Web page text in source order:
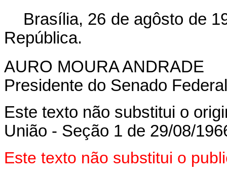
Brasília, 26 de agôsto de
República.
AURO MOURA ANDRADE
Presidente do Senado
Este texto não substitui o
União - Seção 1 de 29/08/
Este texto não substitui o